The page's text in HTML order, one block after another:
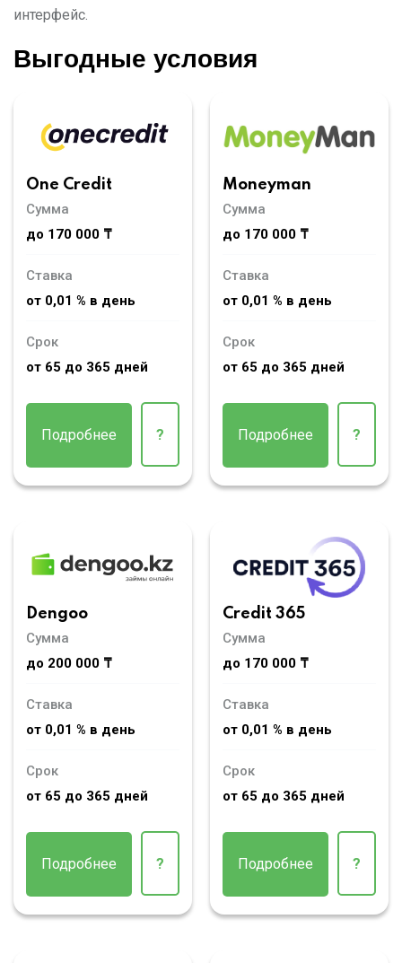
интерфейс.
Выгодные условия
One Credit
Сумма
до 170 000 ₸
Ставка
от 0,01 % в день
Срок
от 65 до 365 дней
Подробнее ?
Moneyman
Сумма
до 170 000 ₸
Ставка
от 0,01 % в день
Срок
от 65 до 365 дней
Подробнее ?
Dengoo
Сумма
до 200 000 ₸
Ставка
от 0,01 % в день
Срок
от 65 до 365 дней
Подробнее ?
Credit 365
Сумма
до 170 000 ₸
Ставка
от 0,01 % в день
Срок
от 65 до 365 дней
Подробнее ?